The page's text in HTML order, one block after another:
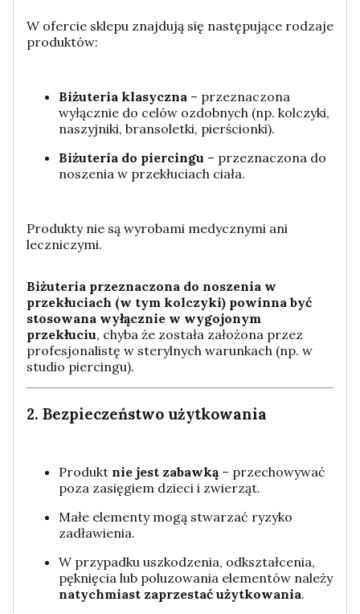
W ofercie sklepu znajdują się następujące rodzaje
produktów:
Biżuteria klasyczna – przeznaczona
wyłącznie do celów ozdobnych (np. kolczyki,
naszyjniki, bransoletki, pierścionki).
Biżuteria do piercingu – przeznaczona do
noszenia w przekłuciach ciała.
Produkty nie są wyrobami medycznymi ani
leczniczymi.
Biżuteria przeznaczona do noszenia w
przekłuciach (w tym kolczyki) powinna być
stosowana wyłącznie w wygojonym
przekłuciu, chyba że została założona przez
profesjonalistę w sterylnych warunkach (np. w
studio piercingu).
2. Bezpieczeństwo użytkowania
Produkt nie jest zabawką– przechowywać
poza zasięgiem dzieci i zwierząt.
Małe elementy mogą stwarzać ryzyko
zadławienia.
W przypadku uszkodzenia, odkształcenia,
pęknięcia lub poluzowania elementów należy
natychmiast zaprzestać użytkowania.